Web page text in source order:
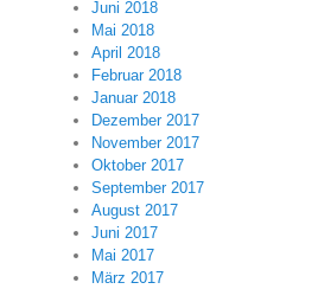
Juni 2018
Mai 2018
April 2018
Februar 2018
Januar 2018
Dezember 2017
November 2017
Oktober 2017
September 2017
August 2017
Juni 2017
Mai 2017
März 2017